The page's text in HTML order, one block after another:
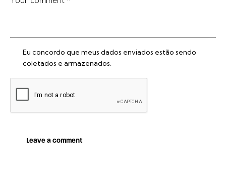
Eu concordo que meus dados enviados estão sendo
coletados e armazenados.